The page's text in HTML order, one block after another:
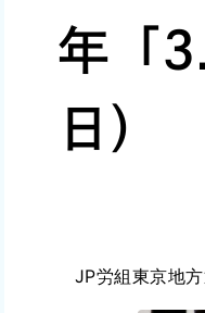
年「
日）
JP労組東京地方